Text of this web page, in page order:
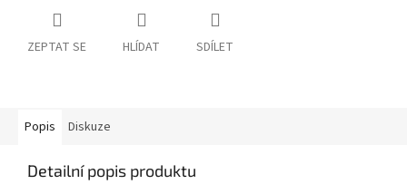
ZEPTAT SE HLÍDAT SDÍLET
Popis Diskuze
Detailní popis produktu